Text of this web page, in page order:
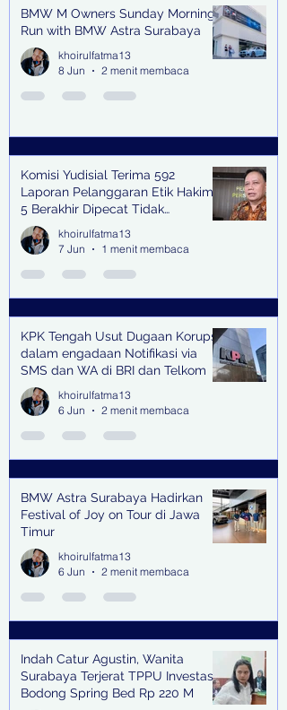
BMW M Owners Sunday Morning
Run with BMW Astra Surabaya
khoirulfatma13
8 Jun
2 menit membaca
Komisi Yudisial Terima 592
Laporan Pelanggaran Etik Hakim,
5 Berakhir Dipecat Tidak
Terhormat
khoirulfatma13
7 Jun
1 menit membaca
KPK Tengah Usut Dugaan Korupsi
dalam engadaan Notifikasi via
SMS dan WA di BRI dan Telkom
khoirulfatma13
6 Jun
2 menit membaca
BMW Astra Surabaya Hadirkan
Festival of Joy on Tour di Jawa
Timur
khoirulfatma13
6 Jun
2 menit membaca
Indah Catur Agustin, Wanita
Surabaya Terjerat TPPU Investasi
Bodong Spring Bed Rp 220 M